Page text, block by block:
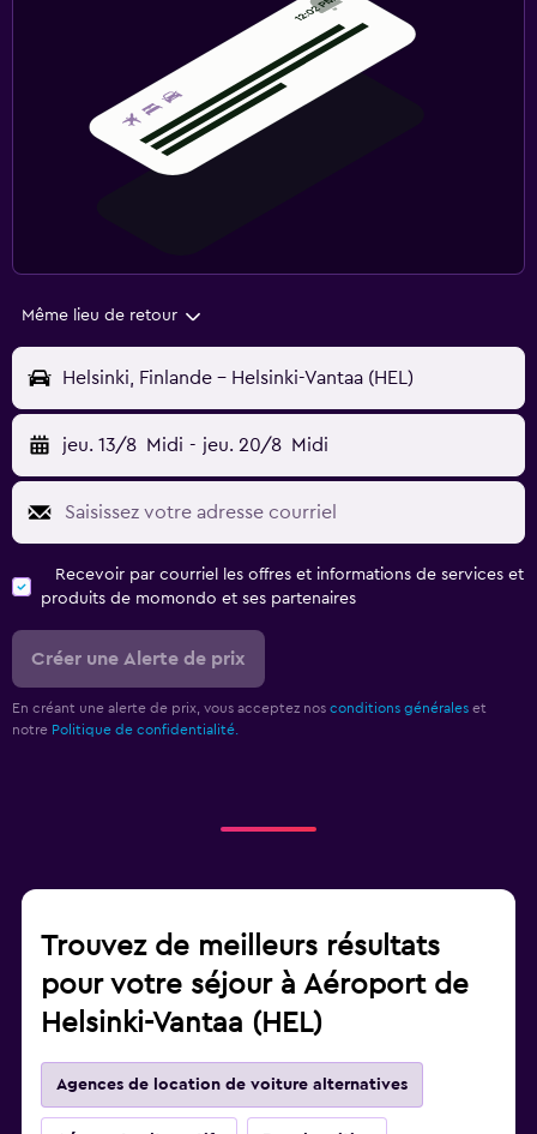
Même lieu de retour
Helsinki, Finlande - Helsinki-Vantaa (HEL)
jeu. 13/8 Midi - jeu. 20/8 Midi
Recevoir par courriel les offres et informations de services et
produits de momondo et ses partenaires
Créer une Alerte de prix
En créant une alerte de prix, vous acceptez nos conditions générales et
notre Politique de confidentialité.
Trouvez de meilleurs résultats
pour votre séjour à Aéroport de
Helsinki-Vantaa (HEL)
Agences de location de voiture alternatives